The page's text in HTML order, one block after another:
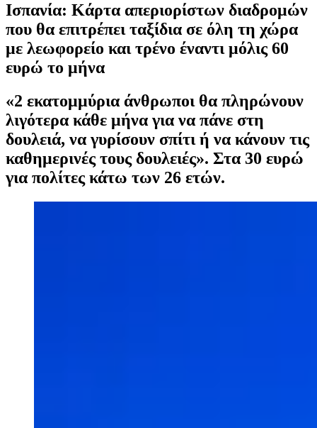
Ισπανία: Κάρτα απεριορίστων διαδρομών
που θα επιτρέπει ταξίδια σε όλη τη χώρα
με λεωφορείο και τρένο έναντι μόλις 60
ευρώ το μήνα
«2 εκατομμύρια άνθρωποι θα πληρώνουν
λιγότερα κάθε μήνα για να πάνε στη
δουλειά, να γυρίσουν σπίτι ή να κάνουν τις
καθημερινές τους δουλειές». Στα 30 ευρώ
για πολίτες κάτω των 26 ετών.